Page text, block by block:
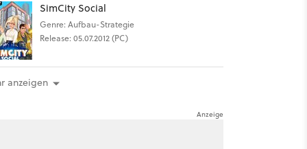
SimCity Social
Genre: Aufbau-Strategie
Release: 05.07.2012 (PC)
anzeigen